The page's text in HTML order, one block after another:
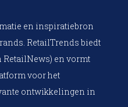
en inspiratiebron
RetailTrends biedt
en vormt
voor het
ontwikkelingen in